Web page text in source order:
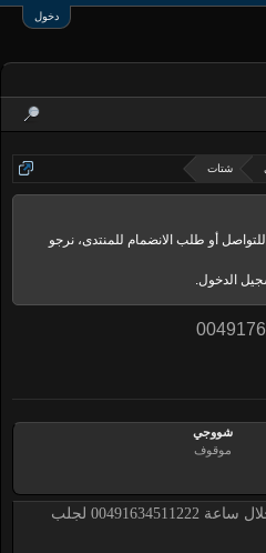
دخول
شتات
أو طلب الانضمام للمنتدى، نرجو
الدخول.
شووجي
موقوف
الشيخ الروحاني جلب الحبيب و خلال ساعة 00491634511222 لجلب